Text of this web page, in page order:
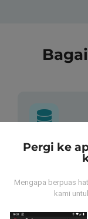
Dari
Data-data
oleh
jom muat
Pergi ke
Mengapa berpuas
kami